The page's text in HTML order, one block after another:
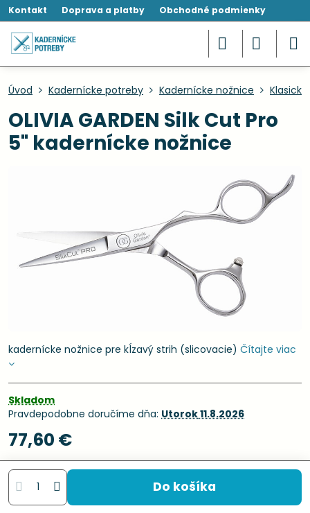
Kontakt Doprava a platby Obchodné podmienky
Úvod Kadernícke potreby Kadernícke nožnice
OLIVIA GARDEN Silk Cut Pro
5" kadernícke nožnice
kadernícke nožnice pre kĺzavý strih (slicovacie) Čítajte viac
Skladom
Pravdepodobne doručíme dňa: Utorok11.8.2026
77,60 €
Do košíka